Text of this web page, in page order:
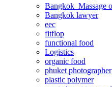
Bangkok Massage
Bangkok lawyer
eec
fitflop
functional food
Logistics
organic food
phuket photographer
plastic polymer